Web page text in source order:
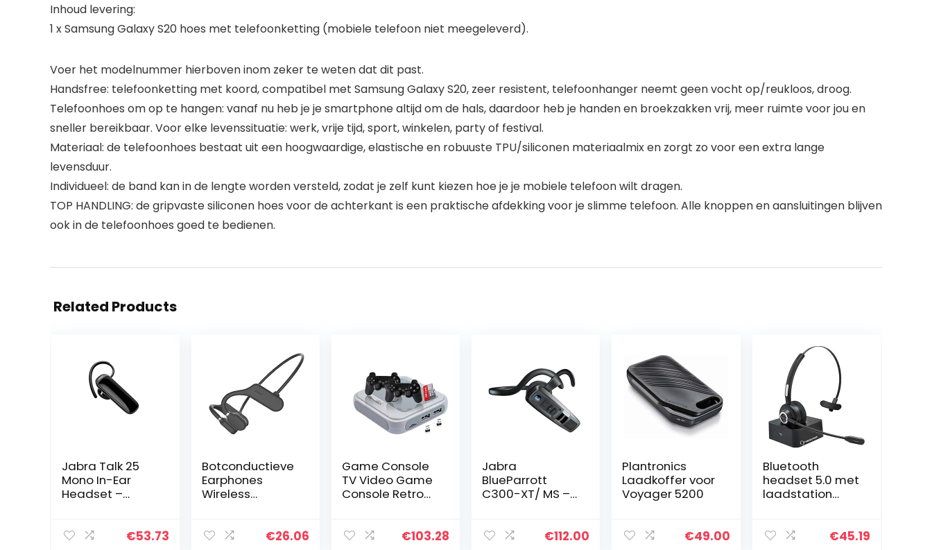
Inhoud levering:
1 x Samsung Galaxy S20 hoes met telefoonketting (mobiele telefoon niet meegeleverd).
Voer het modelnummer hierboven inom zeker te weten dat dit past.
Handsfree: telefoonketting met koord, compatibel met Samsung Galaxy S20, zeer resistent, telefoonhanger neemt geen vocht op/reukloos, droog.
Telefoonhoes om op te hangen: vanaf nu heb je je smartphone altijd om de hals, daardoor heb je handen en broekzakken vrij, meer ruimte voor jou en
sneller bereikbaar. Voor elke levenssituatie: werk, vrije tijd, sport, winkelen, party of festival.
Materiaal: de telefoonhoes bestaat uit een hoogwaardige, elastische en robuuste TPU/siliconen materiaalmix en zorgt zo voor een extra lange
levensduur.
Individueel: de band kan in de lengte worden versteld, zodat je zelf kunt kiezen hoe je je mobiele telefoon wilt dragen.
TOP HANDLING: de gripvaste siliconen hoes voor de achterkant is een praktische afdekking voor je slimme telefoon. Alle knoppen en aansluitingen blijven
ook in de telefoonhoes goed te bedienen.
Related Products
Jabra Talk 25
Mono In-Ear
Headset –
Gps-
€53.73
Botconductieve
Earphones
Wireless
Duet AS3
€26.06
Game Console
TV Video Game
Console Retro
Childhood €103.28
Jabra
BlueParrott
C300-XT/ MS –
ng, Compacte
€112.00
Plantronics
Laadkoffer voor
Voyager 5200
€49.00
Bluetooth
headset 5.0 met
laadstation
videoconferenti
€45.19